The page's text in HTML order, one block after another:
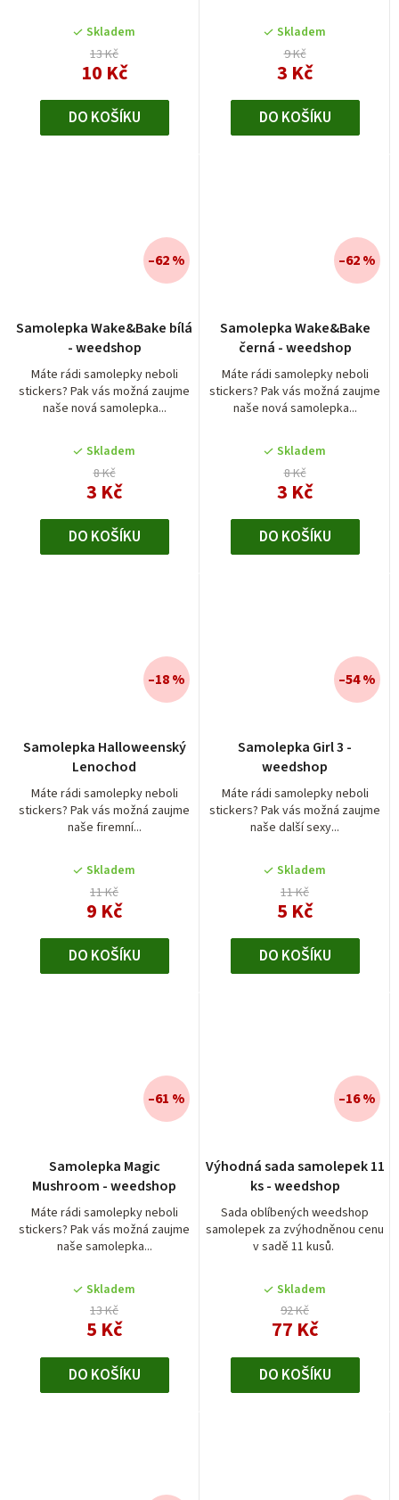
Skladem
13 Kč
10 Kč
DO KOŠÍKU
Skladem
9 Kč
3 Kč
DO KOŠÍKU
Samolepka Wake&Bake bílá
- weedshop
Máte rádi samolepky neboli
stickers? Pak vás možná zaujme
naše nová samolepka...
Skladem
8 Kč
3 Kč
–62 %
DO KOŠÍKU
Samolepka Wake&Bake
černá - weedshop
Máte rádi samolepky neboli
stickers? Pak vás možná zaujme
naše nová samolepka...
Skladem
8 Kč
3 Kč
–62 %
DO KOŠÍKU
Samolepka Halloweenský
Lenochod
Máte rádi samolepky neboli
stickers? Pak vás možná zaujme
naše firemní...
Skladem
11 Kč
9 Kč
–18 %
DO KOŠÍKU
Samolepka Girl 3 -
weedshop
Máte rádi samolepky neboli
stickers? Pak vás možná zaujme
naše další sexy...
Skladem
11 Kč
5 Kč
–54 %
DO KOŠÍKU
Samolepka Magic
Mushroom - weedshop
Máte rádi samolepky neboli
stickers? Pak vás možná zaujme
naše samolepka...
Skladem
13 Kč
5 Kč
–61 %
DO KOŠÍKU
Výhodná sada samolepek 11
ks - weedshop
Sada oblíbených weedshop
samolepek za zvýhodněnou cenu
v sadě 11 kusů.
hodnocení
produktu
je
5,0
z
hvězdiček.
Skladem
92 Kč
77 Kč
–16 %
DO KOŠÍKU